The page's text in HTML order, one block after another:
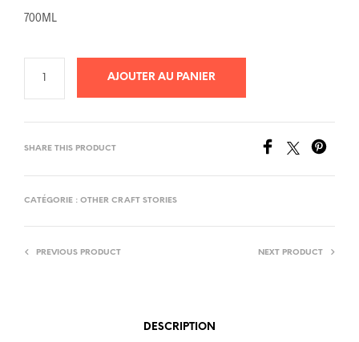
700ML
AJOUTER AU PANIER
SHARE THIS PRODUCT
CATÉGORIE : OTHER CRAFT STORIES
PREVIOUS PRODUCT NEXT PRODUCT
DESCRIPTION